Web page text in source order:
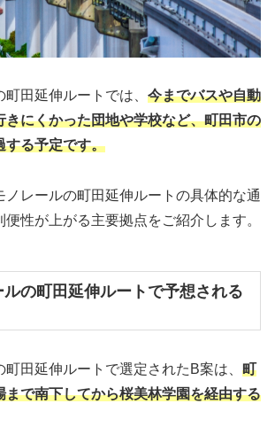
田延伸ルートでは、 今までバスや自動
きにくかった団地や学校など、町田市の
する予定です。
ノレールの町田延伸ルートの具体的な通
性が上がる主要拠点をご紹介します。
の町田延伸ルートで予想される
田延伸ルートで選定されたB案は、 町
まで南下してから桜美林学園を経由する